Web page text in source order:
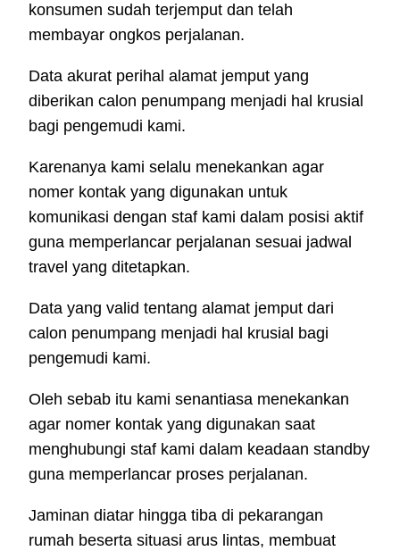
konsumen sudah terjemput dan telah
membayar ongkos perjalanan.
Data akurat perihal alamat jemput yang
diberikan calon penumpang menjadi hal krusial
bagi pengemudi kami.
Karenanya kami selalu menekankan agar
nomer kontak yang digunakan untuk
komunikasi dengan staf kami dalam posisi aktif
guna memperlancar perjalanan sesuai jadwal
travel yang ditetapkan.
Data yang valid tentang alamat jemput dari
calon penumpang menjadi hal krusial bagi
pengemudi kami.
Oleh sebab itu kami senantiasa menekankan
agar nomer kontak yang digunakan saat
menghubungi staf kami dalam keadaan standby
guna memperlancar proses perjalanan.
Jaminan diatar hingga tiba di pekarangan
rumah beserta situasi arus lintas, membuat